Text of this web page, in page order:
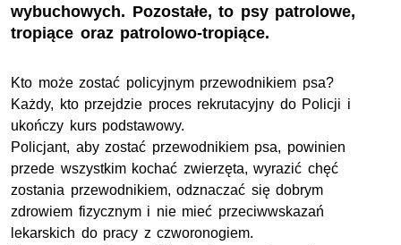
wybuchowych. Pozostałe, to psy patrolowe,
tropiące oraz patrolowo-tropiące.
Kto może zostać policyjnym przewodnikiem psa?
Każdy, kto przejdzie proces rekrutacyjny do Policji i
ukończy kurs podstawowy.
Policjant, aby zostać przewodnikiem psa, powinien
przede wszystkim kochać zwierzęta, wyrazić chęć
zostania przewodnikiem, odznaczać się dobrym
zdrowiem fizycznym i nie mieć przeciwwskazań
lekarskich do pracy z czworonogiem.